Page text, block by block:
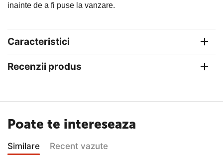
inainte de a fi puse la vanzare.
Caracteristici
Recenzii produs
Poate te intereseaza
Similare Recent vazute